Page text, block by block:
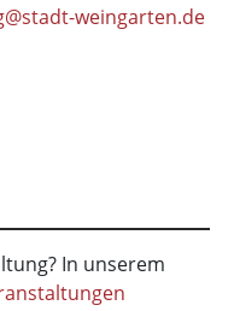
weingarten.de
In unserem